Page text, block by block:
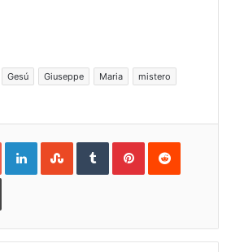
Gesú Giuseppe Maria
mistero
Google+LinkedInStumbleUpon
TumblrPinterestReddit
Print